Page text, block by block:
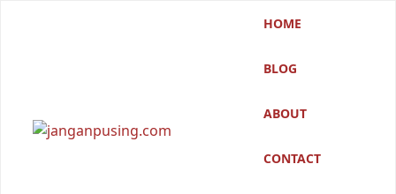
HOME
BLOG
ABOUT
CONTACT